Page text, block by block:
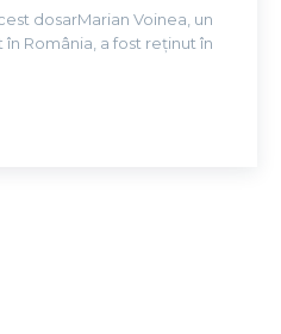
dosarMarian Voinea, un
România, a fost reținut în